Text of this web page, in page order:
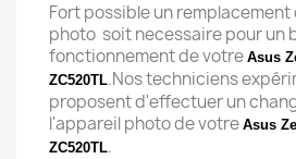
Fort possible un
photo soit necessaire pour un
fonctionnement de votre Asus
ZC520TL.Nos techniciens
proposent d'effectuer un
l'appareil photo de votre Asus
ZC520TL.